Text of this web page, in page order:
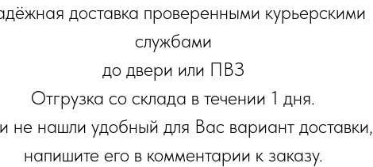
доставка проверенными курьерскими
службами
до двери или ПВЗ
Отгрузка со склада в течении 1 дня.
не нашли удобный для Вас вариант доставки,
напишите его в комментарии к заказу.